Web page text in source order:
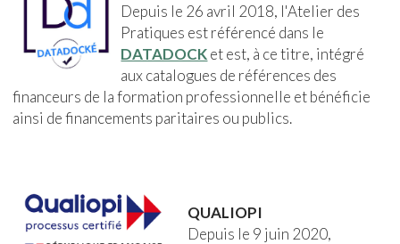
Depuis le 26 avril 2018, l'Atelier des
Pratiques est référencé dans le
DATADOCKet est, à ce titre, intégré
aux catalogues de références des
financeurs de la formation professionnelle et bénéficie
ainsi de financements paritaires ou publics.
QUALIOPI
Depuis le 9 juin 2020,